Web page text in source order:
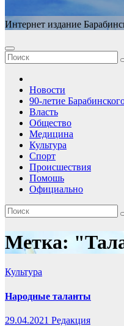
Интернет издание
Новости
90-летие
Власть
Общество
Медицина
Культура
Спорт
Происшествия
Помошь
Официально
Метка:
Культура
Народные таланты
29.04.2021 Редакция